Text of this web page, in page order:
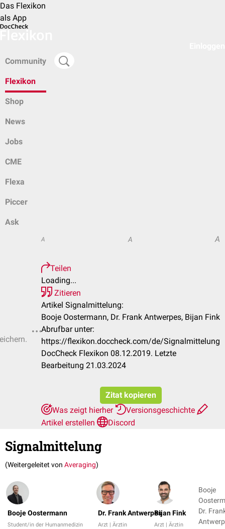
Das Flexikon
als App
Community
Flexikon
Shop
News
Jobs
CME
Flexa
Piccer
Ask
A A A
Teilen
Loading...
Zitieren
Artikel Signalmittelung:
Booje Oostermann, Dr. Frank Antwerpes, Bijan Fink
Abrufbar unter:
https://flexikon.doccheck.com/de/Signalmittelung
DocCheck Flexikon 08.12.2019. Letzte
Bearbeitung 21.03.2024
Zitat kopieren
Was zeigt hierher
Versionsgeschichte
Artikel erstellen
Discord
Signalmittelung
(Weitergeleitet von Averaging)
Booje Oostermann
Student/in der Humanmedizin
Dr. Frank Antwerpes
Arzt | Ärztin
Bijan Fink
Arzt | Ärztin
Booje
Dr.